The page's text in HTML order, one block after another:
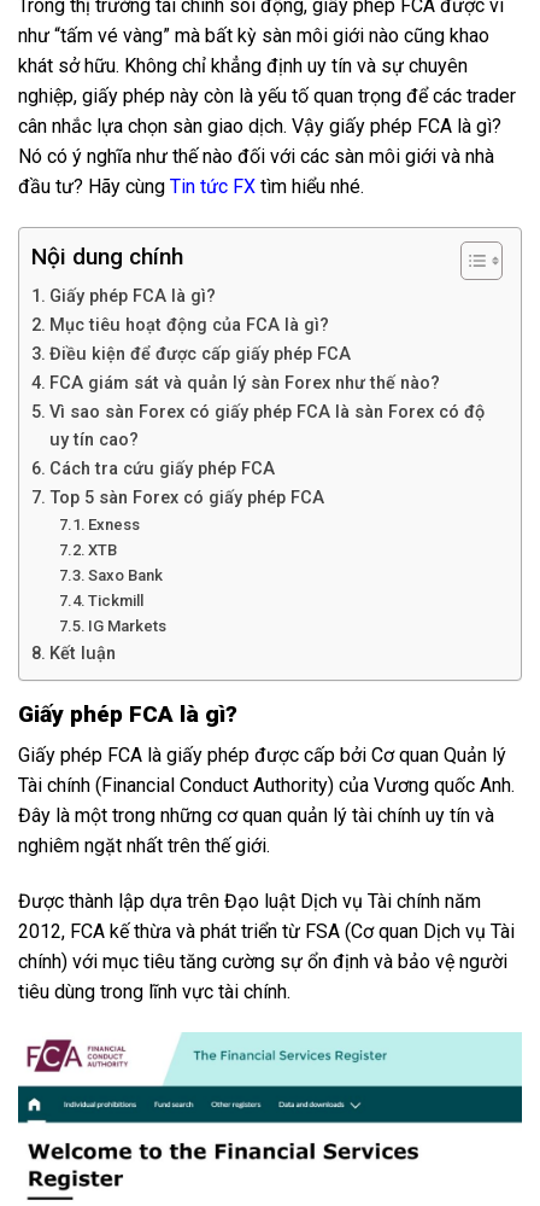
Trong thị trường tài chính sôi động, giấy phép FCA được ví
như “tấm vé vàng” mà bất kỳ sàn môi giới nào cũng khao
khát sở hữu. Không chỉ khẳng định uy tín và sự chuyên
nghiệp, giấy phép này còn là yếu tố quan trọng để các trader
cân nhắc lựa chọn sàn giao dịch. Vậy giấy phép FCA là gì?
Nó có ý nghĩa như thế nào đối với các sàn môi giới và nhà
đầu tư? Hãy cùng Tin tức FX tìm hiểu nhé.
Nội dung chính
Giấy phép FCA là gì?
Mục tiêu hoạt động của FCA là gì?
Điều kiện để được cấp giấy phép FCA
FCA giám sát và quản lý sàn Forex như thế nào?
Vì sao sàn Forex có giấy phép FCA là sàn Forex có độ
uy tín cao?
Cách tra cứu giấy phép FCA
Top 5 sàn Forex có giấy phép FCA
Exness
XTB
Saxo Bank
Tickmill
IG Markets
Kết luận
Giấy phép FCA là gì?
Giấy phép FCA là giấy phép được cấp bởi Cơ quan Quản lý
Tài chính (Financial Conduct Authority) của Vương quốc Anh.
Đây là một trong những cơ quan quản lý tài chính uy tín và
nghiêm ngặt nhất trên thế giới.
Được thành lập dựa trên Đạo luật Dịch vụ Tài chính năm
2012, FCA kế thừa và phát triển từ FSA (Cơ quan Dịch vụ Tài
chính) với mục tiêu tăng cường sự ổn định và bảo vệ người
tiêu dùng trong lĩnh vực tài chính.